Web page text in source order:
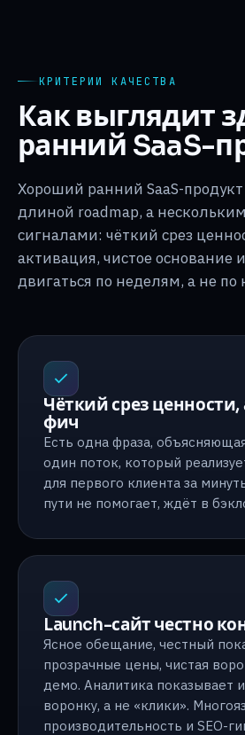
КРИТЕРИИ КАЧЕСТВА
Как выглядит
ранний SaaS-
Хороший ранний SaaS-
длиной roadmap, а
сигналами: чёткий срез
активация, чистое основание
двигаться по неделям, а не по
Чёткий срез ценности,
фич
Есть одна фраза,
один поток, который
для первого клиента за
пути не помогает, ждёт в
Launch-сайт честно
Ясное обещание, честный
прозрачные цены, чистая
демо. Аналитика показывает
воронку, а не «клики».
производительность и SEO-